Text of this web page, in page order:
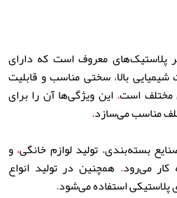
پلاستیک‌های معروف است که دارای
بالا،سختی مناسب و قابلیت
مختلف است. این ویژگی‌ها آن را برای
مناسب می‌سازد.
، تولید لوازم خانگی،و
می‌رود. همچنین در تولید انواع
پلاستیکی استفاده می‌شود.